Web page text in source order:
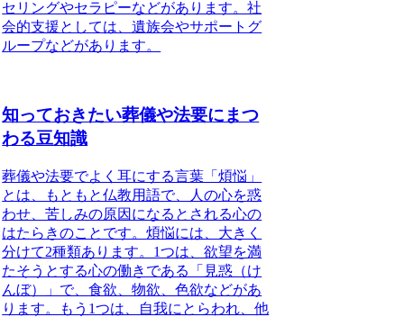
セリングやセラピーなどがあります。社
会的支援としては、遺族会やサポートグ
ループなどがあります。
知っておきたい葬儀や法要にまつ
わる豆知識
葬儀や法要でよく耳にする言葉「煩悩」
とは、もともと仏教用語で、人の心を惑
わせ、苦しみの原因になるとされる心の
はたらきのことです。煩悩には、大きく
分けて2種類あります。1つは、欲望を満
たそうとする心の働きである「見惑（け
んぼ）」で、食欲、物欲、色欲などがあ
ります。もう1つは、自我にとらわれ、他